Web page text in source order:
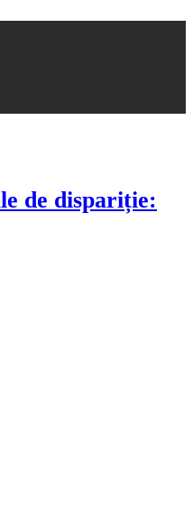
de dispariție: